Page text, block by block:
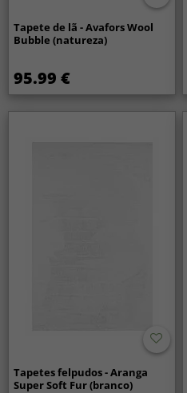
Tapete de lã - Avafors Wool
Bubble (natureza)
95.99 €
Tapetes felpudos - Aranga
Super Soft Fur (branco)